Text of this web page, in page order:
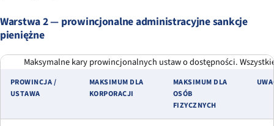
Warstwa 2 — prowincjonalne administracyjne sankcje
pieniężne
Maksymalne kary prowincjonalnych ustaw o dostępności.
PROWINCJA /
USTAWA
MAKSIMUM DLA
KORPORACJI
MAKSIMUM DLA
OSÓB
FIZYCZNYCH